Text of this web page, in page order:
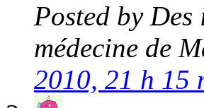
Posted by Des
médecine de
2010, 21 h 15